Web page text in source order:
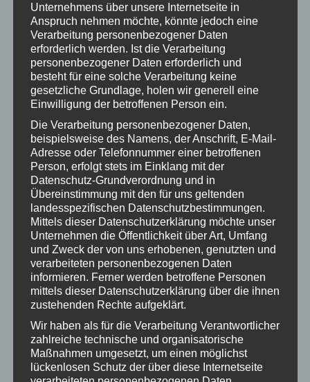
November 2024
Juni 2023
Mai 2023
April 2023
März 2023
Februar 2023
Januar 2023
Dezember 2022
Oktober 2022
September 2022
Juni 2022
Mai 2022
April 2022
März 2022
Unternehmens über unsere Internetseite in
Anspruch nehmen möchte, könnte jedoch eine
Verarbeitung personenbezogener Daten
erforderlich werden. Ist die Verarbeitung
personenbezogener Daten erforderlich und
besteht für eine solche Verarbeitung keine
gesetzliche Grundlage, holen wir generell eine
Einwilligung der betroffenen Person ein.
Die Verarbeitung personenbezogener Daten,
beispielsweise des Namens, der Anschrift, E-Mail-
Adresse oder Telefonnummer einer betroffenen
Person, erfolgt stets im Einklang mit der
Datenschutz-Grundverordnung und in
Übereinstimmung mit den für uns geltenden
landesspezifischen Datenschutzbestimmungen.
Mittels dieser Datenschutzerklärung möchte unser
Unternehmen die Öffentlichkeit über Art, Umfang
und Zweck der von uns erhobenen, genutzten und
verarbeiteten personenbezogenen Daten
informieren. Ferner werden betroffene Personen
mittels dieser Datenschutzerklärung über die ihnen
zustehenden Rechte aufgeklärt.
Wir haben als für die Verarbeitung Verantwortlicher
zahlreiche technische und organisatorische
Maßnahmen umgesetzt, um einen möglichst
lückenlosen Schutz der über diese Internetseite